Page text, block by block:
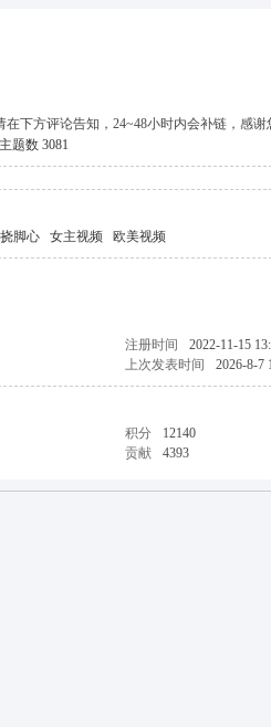
下方评论告知，24~48小时内会补链，感
主题数 3081
脚心 女主视频 欧美视频
注册时间
2022-11-15
上次发表时间 2026-8-7
积分
12140
贡献 4393